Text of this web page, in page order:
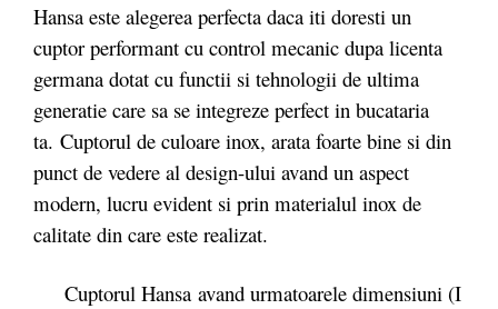
Hansa este alegerea perfecta daca iti doresti un
cuptor performant cu control mecanic dupa licenta
germana dotat cu functii si tehnologii de ultima
generatie care sa se integreze perfect in bucataria
ta. Cuptorul de culoare inox, arata foarte bine si din
punct de vedere al design-ului avand un aspect
modern, lucru evident si prin materialul inox de
calitate din care este realizat.
Cuptorul Hansa avand urmatoarele dimensiuni (I